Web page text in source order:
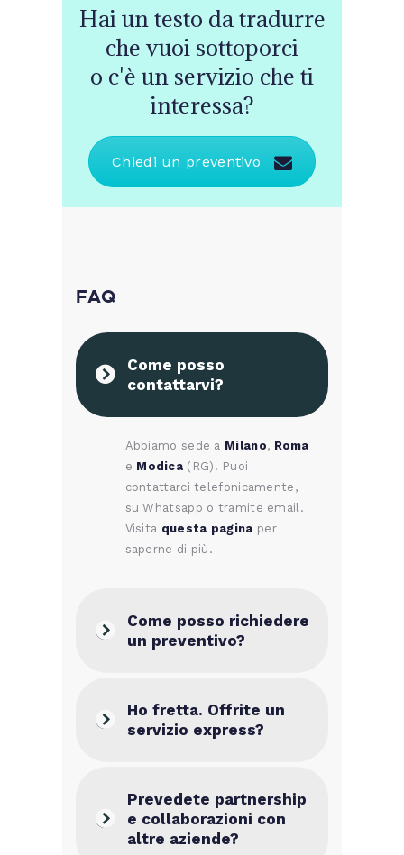
Hai un testo da tradurre
che vuoi sottoporci
o c'è un servizio che ti
interessa?
Chiedi un preventivo
FAQ
Come posso
contattarvi?
Abbiamo sede a Milano, Roma
e Modica (RG). Puoi
contattarci telefonicamente,
su Whatsapp o tramite email.
Visita questa pagina per
saperne di più.
Come posso richiedere
un preventivo?
Ho fretta. Offrite un
servizio express?
Prevedete partnership
e collaborazioni con
altre aziende?